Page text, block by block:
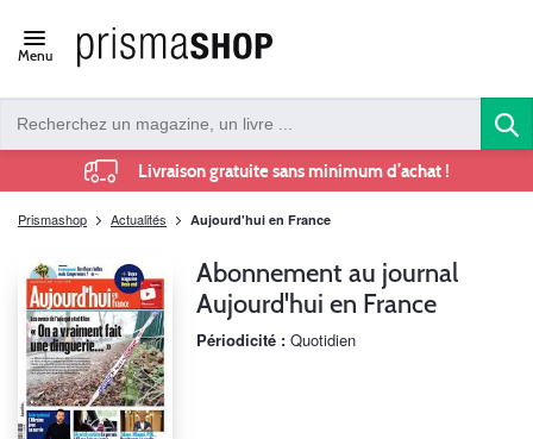
Open/close
navigation
Menu
Livraison gratuite sans minimum d’achat !
Prismashop Actualités Aujourd'hui en France
Abonnement au journal
Aujourd'hui en France
Périodicité : Quotidien